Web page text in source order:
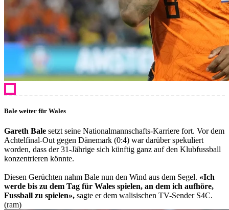
Bale weiter für Wales
Gareth Bale setzt seine Nationalmannschafts-Karriere fort. Vor dem
Achtelfinal-Out gegen Dänemark (0:4) war darüber spekuliert
worden, dass der 31-Jährige sich künftig ganz auf den Klubfussball
konzentrieren könnte.
Diesen Gerüchten nahm Bale nun den Wind aus dem Segel. «Ich
werde bis zu dem Tag für Wales spielen, an dem ich aufhöre,
Fussball zu spielen», sagte er dem walisischen TV-Sender S4C.
(ram)